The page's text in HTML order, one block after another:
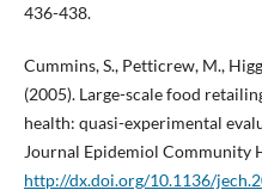
436-438.
Cummins, S., Petticrew, M.,
(2005). Large-scale food
health: quasi-experimental
Journal Epidemiol Community
http://dx.doi.org/10.1136/